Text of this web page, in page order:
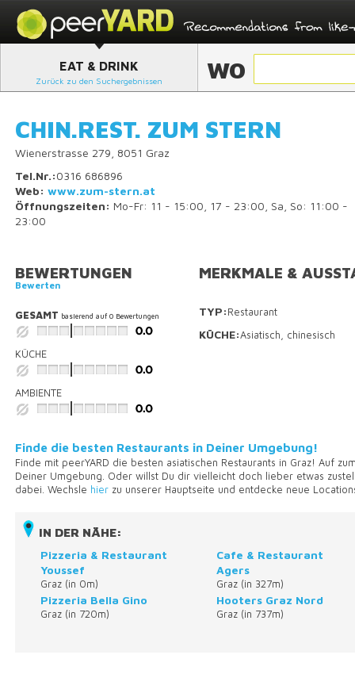
EAT & DRINK
Zurück zu den Suchergebnissen WO
CHIN.REST. ZUM STERN
Wienerstrasse 279, 8051 Graz
Tel.Nr.:0316 686896
Web: www.zum-stern.at
Öffnungszeiten: Mo-Fr: 11 - 15:00, 17 - 23:00, Sa, So: 11:00 -
23:00
BEWERTUNGEN
Bewerten
GESAMT basierend auf 0 Bewertungen
KÜCHE
AMBIENTE
MERKMALE &
TYP: Restaurant
KÜCHE:Asiatisch, chinesisch
Finde die besten Restaurants in Deiner Umgebung!
Finde mit peerYARD die besten asiatischen Restaurants in Graz! Auf
Deiner Umgebung. Oder willst Du dir vielleicht doch lieber etwas
dabei. Wechsle hier zu unserer Hauptseite und entdecke neue
IN DER NÄHE:
Pizzeria & Restaurant
Youssef
Graz (in 0m)
Cafe & Restaurant
Agers
Graz (in 327m)
Pizzeria Bella Gino
Graz (in 720m)
Hooters Graz Nord
Graz (in 737m)